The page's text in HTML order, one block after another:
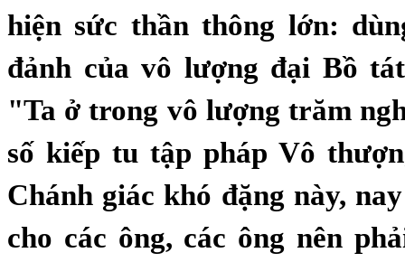
hiện sức thần thông lớn:
đảnh của vô lượng đại Bồ
"Ta ở trong vô lượng trăm
số kiếp tu tập pháp Vô
Chánh giác khó đặng này,
cho các ông, các ông nên